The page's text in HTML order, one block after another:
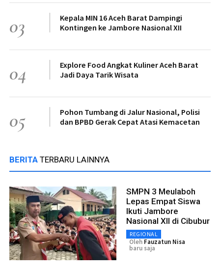
03
Kepala MIN 16 Aceh Barat Dampingi
Kontingen ke Jambore Nasional XII
04
Explore Food Angkat Kuliner Aceh Barat
Jadi Daya Tarik Wisata
05
Pohon Tumbang di Jalur Nasional, Polisi
dan BPBD Gerak Cepat Atasi Kemacetan
BERITA TERBARU LAINNYA
SMPN 3 Meulaboh
Lepas Empat Siswa
Ikuti Jambore
Nasional XII di Cibubur
REGIONAL
Oleh Fauzatun Nisa
baru saja